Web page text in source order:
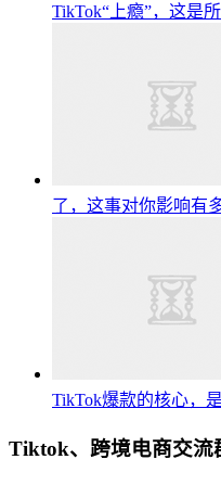
TikTok“上瘾”，这是
了，这事对你影响有
TikTok爆款的核心，
Tiktok、跨境电商交流